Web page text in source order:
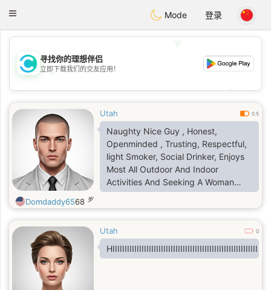
Citas
Toggle
Mode 登录
💖
💕
寻找你的理想伴侣
立即下载我们的交友应用！
Utah 0.5
Naughty Nice Guy , Honest,
Openminded , Trusting, Respectful,
light Smoker, Social Drinker, Enjoys
Most All Outdoor And Indoor
Activities And Seeking A Woman
Who Likes To Explore New Things
Domdaddy6568 岁
Utah 0